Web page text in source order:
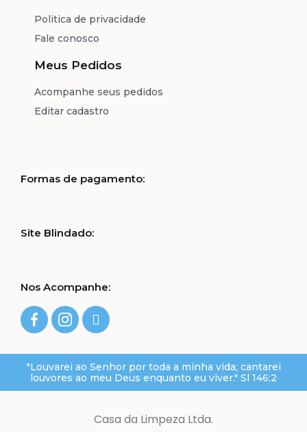
Politica de privacidade
Fale conosco
Meus Pedidos
Acompanhe seus pedidos
Editar cadastro
Formas de pagamento:
Site Blindado:
Nos Acompanhe:
"Louvarei ao Senhor por toda a minha vida; cantarei
louvores ao meu Deus enquanto eu viver." Sl 146:2
Casa da Limpeza Ltda.